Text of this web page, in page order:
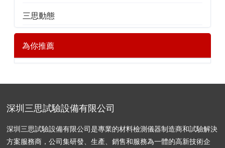
三思動態
為你推薦
深圳三思試驗設備有限公司
深圳三思試驗設備有限公司是專業的材料檢測儀器制造商和試驗解決
方案服務商，公司集研發、生產、銷售和服務為一體的高新技術企